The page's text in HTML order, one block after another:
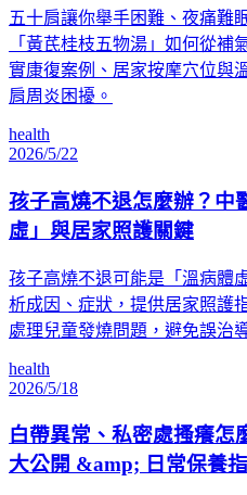
五十肩讓你舉手困難、夜痛難
「黃芪桂枝五物湯」如何從補
實康復案例、居家按摩穴位與
肩周炎困擾。
health
2026/5/22
孩子高燒不退怎麼辦？中
虛」與居家照護關鍵
孩子高燒不退可能是「溫病體
析成因、症狀，提供居家照護
處理兒童發燒問題，避免誤治
health
2026/5/18
白帶異常、私密處搔癢怎
大公開 &amp; 日常保養